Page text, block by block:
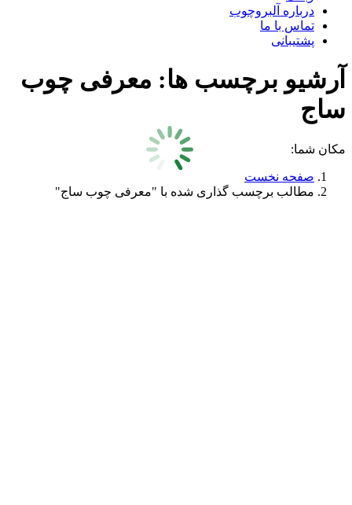
درباره آلبروچوب
تماس با ما
پشتیبانی
آرشیو برچسب ها: معرفی چوب
ساج
مکان شما:
صفحه نخست
مطالب برچسب گذاری شده با "معرفی چوب ساج"